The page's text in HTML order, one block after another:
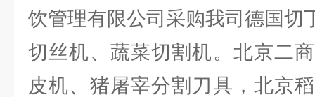
饮管理有限公司采购我司德国切
切丝机、蔬菜切割机。北京二
皮机、猪屠宰分割刀具，北京